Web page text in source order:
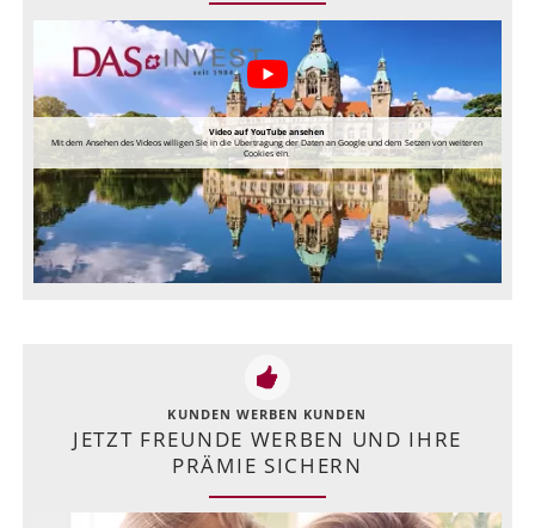
Video auf YouTube ansehen
Mit dem Ansehen des Videos willigen Sie in die Übertragung der Daten an Google und dem Setzen von weiteren
Cookies ein.
KUNDEN WERBEN KUNDEN
JETZT FREUNDE WERBEN UND IHRE
PRÄMIE SICHERN